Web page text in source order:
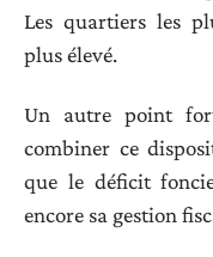
Les quartiers les
plus élevé.
Un autre point
combiner ce
que le déficit
encore sa gestion